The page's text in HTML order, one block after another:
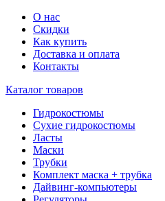
О нас
Скидки
Как купить
Доставка и оплата
Контакты
Каталог товаров
Гидрокостюмы
Сухие гидрокостюмы
Ласты
Маски
Трубки
Комплект маска + трубка
Дайвинг-компьютеры